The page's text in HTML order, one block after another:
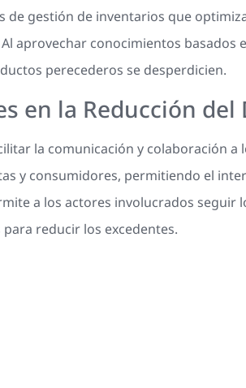
gestión de inventarios que
aprovechar conocimientos basados
perecederos se desperdicien.
en la Reducción del
la comunicación y colaboración
y consumidores, permitiendo el
a los actores involucrados
reducir los excedentes.